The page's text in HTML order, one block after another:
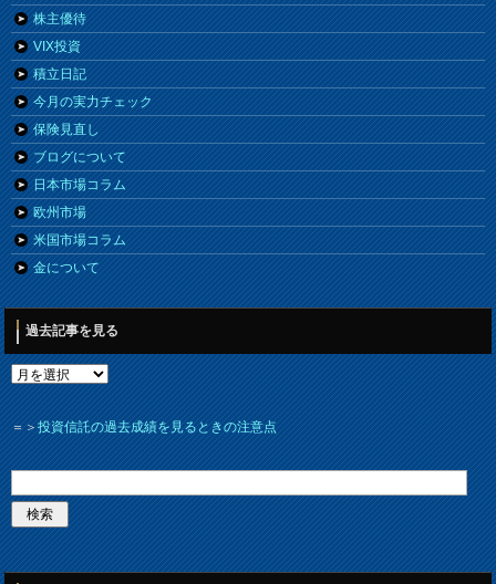
株主優待
VIX投資
積立日記
今月の実力チェック
保険見直し
ブログについて
日本市場コラム
欧州市場
米国市場コラム
金について
過去記事を見る
＝＞投資信託の過去成績を見るときの注意点